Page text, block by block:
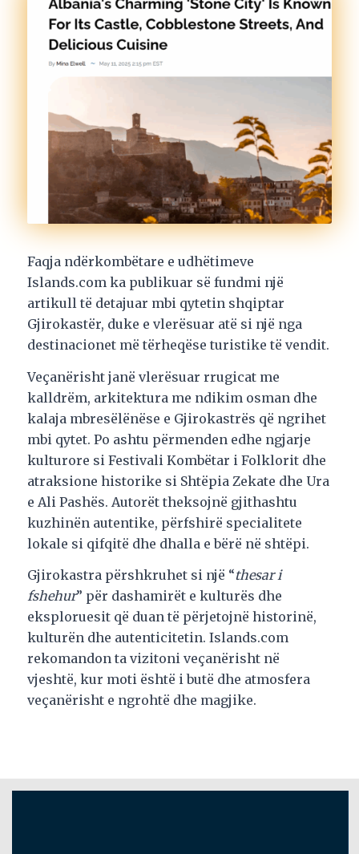
Faqja ndërkombëtare e udhëtimeve
Islands.com ka publikuar së fundmi një
artikull të detajuar mbi qytetin shqiptar
Gjirokastër, duke e vlerësuar atë si një nga
destinacionet më tërheqëse turistike të vendit.
Veçanërisht janë vlerësuar rrugicat me
kalldrëm, arkitektura me ndikim osman dhe
kalaja mbresëlënëse e Gjirokastrës që ngrihet
mbi qytet. Po ashtu përmenden edhe ngjarje
kulturore si Festivali Kombëtar i Folklorit dhe
atraksione historike si Shtëpia Zekate dhe Ura
e Ali Pashës. Autorët theksojnë gjithashtu
kuzhinën autentike, përfshirë specialitete
lokale si qifqitë dhe dhalla e bërë në shtëpi.
Gjirokastra përshkruhet si një “thesar i
fshehur” për dashamirët e kulturës dhe
eksploruesit që duan të përjetojnë historinë,
kulturën dhe autenticitetin. Islands.com
rekomandon ta vizitoni veçanërisht në
vjeshtë, kur moti është i butë dhe atmosfera
veçanërisht e ngrohtë dhe magjike.